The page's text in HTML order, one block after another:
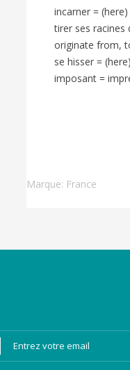
incarner =
tirer ses racines
originate from,
se hisser =
imposant =
Marque: France